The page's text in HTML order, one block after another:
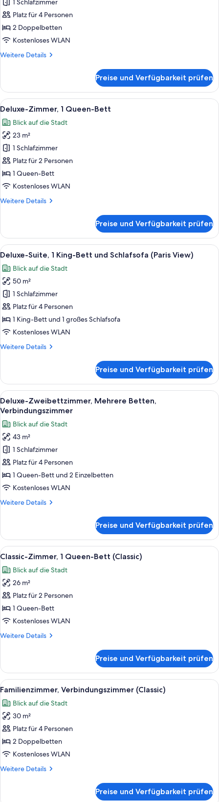
Zimmer,
2 Doppelbetten
(Deluxe)
anzeigen
1 Schlafzimmer
Platz für 4 Personen
2 Doppelbetten
Kostenloses WLAN
Weitere Details
Weitere
Zimmer,
2 Doppelbetten
(Deluxe)
Preise und Verfügbarkeit prüfen
Alle
Fotos
für
Deluxe-
Zimmer,
1
Queen-
Bett
Ein Hotelzimmer mit einem großen
7
Deluxe-Zimmer, 1 Queen-Bett
Blick auf die Stadt
23 m²
1 Schlafzimmer
Platz für 2 Personen
1 Queen-Bett
Kostenloses WLAN
Weitere Details
Weitere
Zimmer,
Queen-
Preise und Verfügbarkeit prüfen
Alle
Fotos
für
Deluxe-
Suite,
1 King-
Bett
und
(Paris
Ein modernes Hotelzimmer mit
7
Deluxe-Suite, 1 King-Bett und Schlafsofa (Paris View)
Blick auf die Stadt
50 m²
1 Schlafzimmer
Platz für 4 Personen
1 King-Bett und 1 großes Schlafsofa
Kostenloses WLAN
Weitere Details
Weitere
Suite,
1 King-
Bett
und
(Paris
View)
Preise und Verfügbarkeit prüfen
Alle
Fotos
für
Deluxe-
Zweibettzimmer,
Mehrere
Betten,
Verbindungszimmer
anzeigen
Ein Hotelzimmer mit zwei Betten,
7
Deluxe-Zweibettzimmer, Mehrere Betten,
Verbindungszimmer
Blick auf die Stadt
43 m²
1 Schlafzimmer
Platz für 4 Personen
1 Queen-Bett und 2 Einzelbetten
Kostenloses WLAN
Weitere Details
Weitere
Zweibettzimmer,
Mehrere
Betten,
Preise und Verfügbarkeit prüfen
Alle
Fotos
für
Classic-
Zimmer,
1
Queen-
(Classic)
Ein Hotelzimmer mit einem großen
6
Classic-Zimmer, 1 Queen-Bett (Classic)
Blick auf die Stadt
26 m²
Platz für 2 Personen
1 Queen-Bett
Kostenloses WLAN
Weitere Details
Weitere
Zimmer,
Queen-
(Classic)
Preise und Verfügbarkeit prüfen
Alle
Fotos
für
Familienzimmer,
Verbindungszimmer
(Classic)
anzeigen
Ein Hotelzimmer mit zwei Betten,
7
Familienzimmer, Verbindungszimmer (Classic)
Blick auf die Stadt
30 m²
Platz für 4 Personen
2 Doppelbetten
Kostenloses WLAN
Weitere Details
Weitere
Preise und Verfügbarkeit prüfen